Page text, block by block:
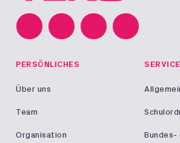
PERSÖNLICHES
Über uns
Team
Organisation
SERVICE
Bundes-